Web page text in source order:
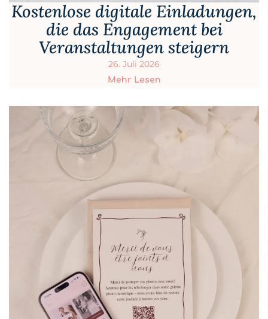
Kostenlose digitale Einladungen,
die das Engagement bei
Veranstaltungen steigern
26. Juli 2026
Mehr Lesen